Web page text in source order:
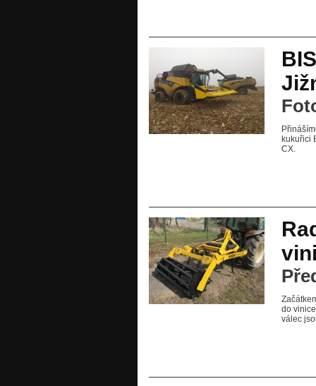
kukuřici
CX.
do
válec